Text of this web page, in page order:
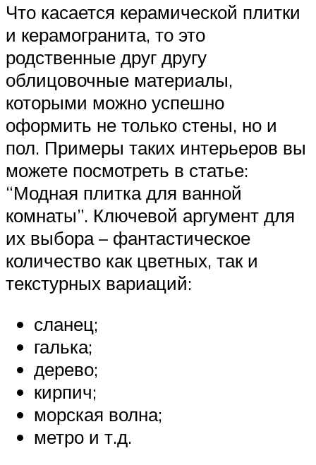
Что касается керамической плитки
и керамогранита, то это
родственные друг другу
облицовочные материалы,
которыми можно успешно
оформить не только стены, но и
пол. Примеры таких интерьеров вы
можете посмотреть в статье:
“Модная плитка для ванной
комнаты”. Ключевой аргумент для
их выбора – фантастическое
количество как цветных, так и
текстурных вариаций:
сланец;
галька;
дерево;
кирпич;
морская волна;
метро и т.д.